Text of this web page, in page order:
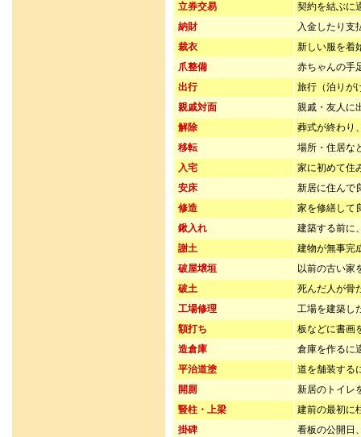
立券交易
契約を結ぶに
納財
入金したり支
裁衣
新しい服を着
爪整備
赤ちゃんの手
出行
旅行（泊りが
親戚対面
親戚・友人に
解除
葬式が終わり
移転
場所・住居な
入宅
家に初めて住
安床
新居に住んで
修造
家を修繕して
鍬入れ
建築する前に
謝土
建物が無事完
破屋壌垣
以前の古い家
破土
死んだ人が骨
工場修理
工場を建築し
額打ち
板などに書画
造倉庫
倉庫を作るに
平治道塗
道を舗装する
開厠
新居のトイレ
豎柱・上梁
建前の最初に
掛碑
看板の公開日